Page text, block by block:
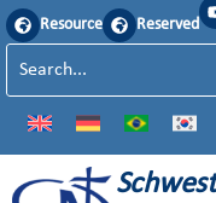
Resource Reserved
S